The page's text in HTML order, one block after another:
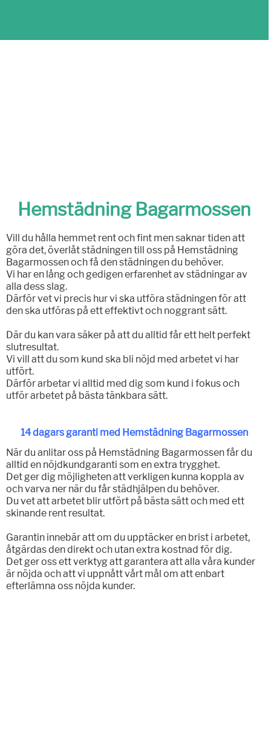
Hemstädning Bagarmossen
Vill du hålla hemmet rent och fint men saknar tiden att
göra det, överlåt städningen till oss på Hemstädning
Bagarmossen och få den städningen du behöver.
Vi har en lång och gedigen erfarenhet av städningar av
alla dess slag.
Därför vet vi precis hur vi ska utföra städningen för att
den ska utföras på ett effektivt och noggrant sätt.
Där du kan vara säker på att du alltid får ett helt perfekt
slutresultat.
Vi vill att du som kund ska bli nöjd med arbetet vi har
utfört.
Därför arbetar vi alltid med dig som kund i fokus och
utför arbetet på bästa tänkbara sätt.
14 dagars garanti med Hemstädning Bagarmossen
När du anlitar oss på Hemstädning Bagarmossen får du
alltid en nöjdkundgaranti som en extra trygghet.
Det ger dig möjligheten att verkligen kunna koppla av
och varva ner när du får städhjälpen du behöver.
Du vet att arbetet blir utfört på bästa sätt och med ett
skinande rent resultat.
Garantin innebär att om du upptäcker en brist i arbetet,
åtgärdas den direkt och utan extra kostnad för dig.
Det ger oss ett verktyg att garantera att alla våra kunder
är nöjda och att vi uppnått vårt mål om att enbart
efterlämna oss nöjda kunder.